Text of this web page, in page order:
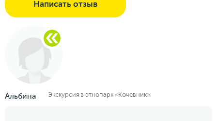
Написать отзыв
Альбина Экскурсия в этнопарк «Кочевник»